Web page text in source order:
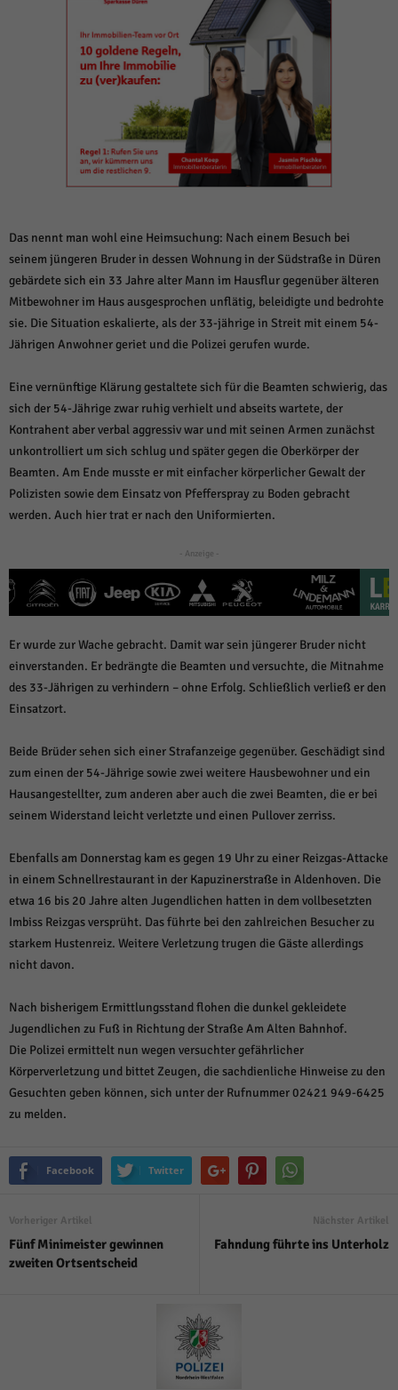
Das nennt man wohl eine Heimsuchung: Nach einem Besuch bei
seinem jüngeren Bruder in dessen Wohnung in der Südstraße in Düren
gebärdete sich ein 33 Jahre alter Mann im Hausflur gegenüber älteren
Mitbewohner im Haus ausgesprochen unflätig, beleidigte und bedrohte
sie. Die Situation eskalierte, als der 33-jährige in Streit mit einem 54-
Jährigen Anwohner geriet und die Polizei gerufen wurde.
Eine vernünftige Klärung gestaltete sich für die Beamten schwierig, das
sich der 54-Jährige zwar ruhig verhielt und abseits wartete, der
Kontrahent aber verbal aggressiv war und mit seinen Armen zunächst
unkontrolliert um sich schlug und später gegen die Oberkörper der
Beamten. Am Ende musste er mit einfacher körperlicher Gewalt der
Polizisten sowie dem Einsatz von Pfefferspray zu Boden gebracht
werden. Auch hier trat er nach den Uniformierten.
- Anzeige -
Er wurde zur Wache gebracht. Damit war sein jüngerer Bruder nicht
einverstanden. Er bedrängte die Beamten und versuchte, die Mitnahme
des 33-Jährigen zu verhindern – ohne Erfolg. Schließlich verließ er den
Einsatzort.
Beide Brüder sehen sich einer Strafanzeige gegenüber. Geschädigt sind
zum einen der 54-Jährige sowie zwei weitere Hausbewohner und ein
Hausangestellter, zum anderen aber auch die zwei Beamten, die er bei
seinem Widerstand leicht verletzte und einen Pullover zerriss.
Ebenfalls am Donnerstag kam es gegen 19 Uhr zu einer Reizgas-Attacke
in einem Schnellrestaurant in der Kapuzinerstraße in Aldenhoven. Die
etwa 16 bis 20 Jahre alten Jugendlichen hatten in dem vollbesetzten
Imbiss Reizgas versprüht. Das führte bei den zahlreichen Besucher zu
starkem Hustenreiz. Weitere Verletzung trugen die Gäste allerdings
nicht davon.
Nach bisherigem Ermittlungsstand flohen die dunkel gekleidete
Jugendlichen zu Fuß in Richtung der Straße Am Alten Bahnhof.
Die Polizei ermittelt nun wegen versuchter gefährlicher
Körperverletzung und bittet Zeugen, die sachdienliche Hinweise zu den
Gesuchten geben können, sich unter der Rufnummer 02421 949-6425
zu melden.
Facebook Twitter
Vorheriger Artikel
Fünf Minimeister gewinnen
zweiten Ortsentscheid
Nächster Artikel
Fahndung führte ins Unterholz
Alle akzeptieren Speichern und weiter
Zurück
Datenschutzeinstellungen
Essenzielle Cookies ermöglichen grundlegende Funktionen und sind für die
einwandfreie Funktion der Website erforderlich.
Statistiken (1)
Statistik Cookies erfassen Informationen anonym. Diese Informationen helfen
uns zu verstehen, wie unsere Besucher unsere Website nutzen.
Cookie-Informationen anzeigen
Marketing (1)
um personalisierte Werbung anzuzeigen. Sie tun dies, indem sie Besucher
Cookie-Informationen anzeigen
Externe Medien (6)
Inhalte von Videoplattformen und Social-Media-Plattformen werden
standardmäßig blockiert. Wenn Cookies von externen Medien akzeptiert
werden, bedarf der Zugriff auf diese Inhalte keiner manuellen Einwilligung
Cookie-Informationen anzeigen
powered by Borlabs Cookie Datenschutzerklärung Impressum